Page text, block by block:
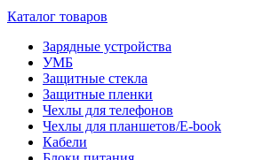
Каталог товаров
Зарядные устройства
УМБ
Защитные стекла
Защитные пленки
Чехлы для телефонов
Чехлы для планшетов/E-book
Кабели